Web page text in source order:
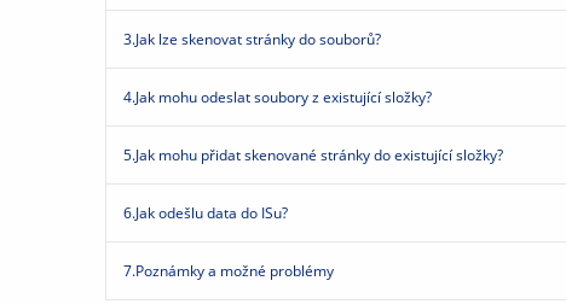
3.Jak lze skenovat stránky do souborů?
4.Jak mohu odeslat soubory z existující složky?
5.Jak mohu přidat skenované stránky do existující složky?
6.Jak odešlu data do ISu?
7.Poznámky a možné problémy